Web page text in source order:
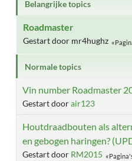
Belangrijke topics
Roadmaster
Gestart door mr4hughz
Normale topics
Vin number Roadmaster
Gestart doorair123
Houtdraadbouten als
en gebogen haringen?
Gestart door RM2015